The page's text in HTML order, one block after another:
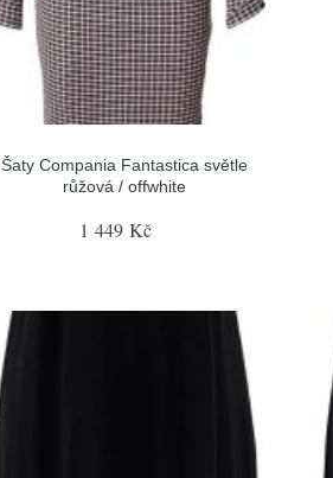
Šaty Compania Fantastica světle
růžová / offwhite
1 449 Kč